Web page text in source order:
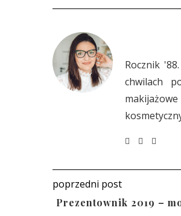
Rocznik
chwilach
poprzedni post
Prezentownik 2019 –